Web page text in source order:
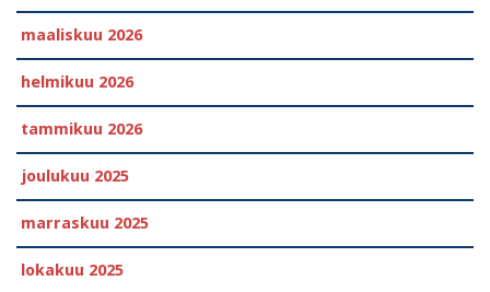
maaliskuu 2026
helmikuu 2026
tammikuu 2026
joulukuu 2025
marraskuu 2025
lokakuu 2025